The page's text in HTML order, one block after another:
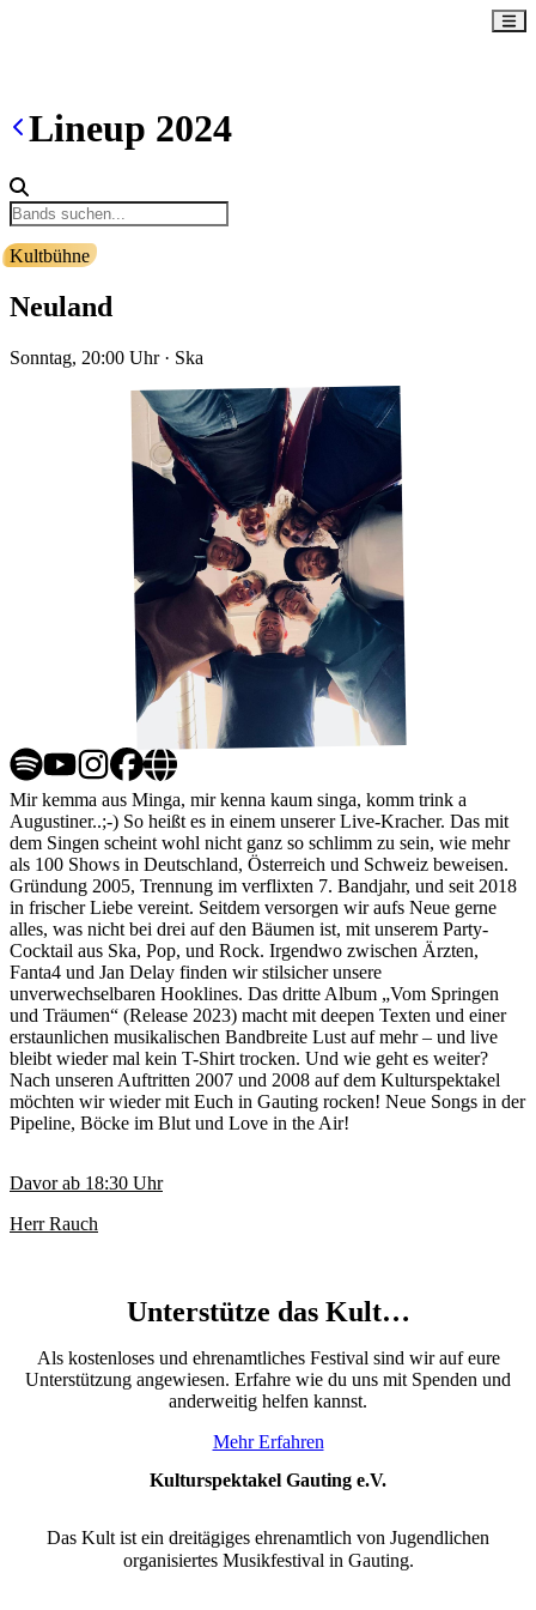
Lineup 2024
Kultbühne
Neuland
Sonntag, 20:00 Uhr· Ska
Mir kemma aus Minga, mir kenna kaum singa, komm trink a
Augustiner..;-) So heißt es in einem unserer Live-Kracher. Das mit
dem Singen scheint wohl nicht ganz so schlimm zu sein, wie mehr
als 100 Shows in Deutschland, Österreich und Schweiz beweisen.
Gründung 2005, Trennung im verflixten 7. Bandjahr, und seit 2018
in frischer Liebe vereint. Seitdem versorgen wir aufs Neue gerne
alles, was nicht bei drei auf den Bäumen ist, mit unserem Party-
Cocktail aus Ska, Pop, und Rock. Irgendwo zwischen Ärzten,
Fanta4 und Jan Delay finden wir stilsicher unsere
unverwechselbaren Hooklines. Das dritte Album „Vom Springen
und Träumen“ (Release 2023) macht mit deepen Texten und einer
erstaunlichen musikalischen Bandbreite Lust auf mehr – und live
bleibt wieder mal kein T-Shirt trocken. Und wie geht es weiter?
Nach unseren Auftritten 2007 und 2008 auf dem Kulturspektakel
möchten wir wieder mit Euch in Gauting rocken! Neue Songs in der
Pipeline, Böcke im Blut und Love in the Air!
Davor ab 18:30 Uhr
Herr Rauch
Unterstütze das Kult…
Als kostenloses und ehrenamtliches Festival sind wir auf eure
Unterstützung angewiesen. Erfahre wie du uns mit Spenden und
anderweitig helfen kannst.
Mehr Erfahren
Kulturspektakel Gauting e.V.
Das Kult ist ein dreitägiges ehrenamtlich von Jugendlichen
organisiertes Musikfestival in Gauting.